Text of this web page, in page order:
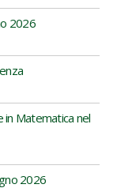
2026
in Matematica nel
2026